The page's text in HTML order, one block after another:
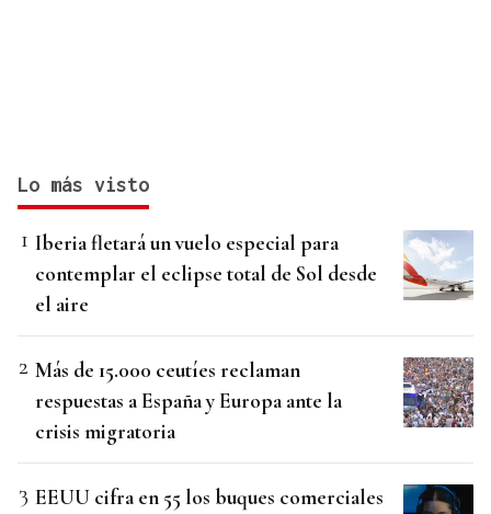
Lo más visto
Iberia fletará un vuelo especial para
contemplar el eclipse total de Sol desde
el aire
Más de 15.000 ceutíes reclaman
respuestas a España y Europa ante la
crisis migratoria
EEUU cifra en 55 los buques comerciales